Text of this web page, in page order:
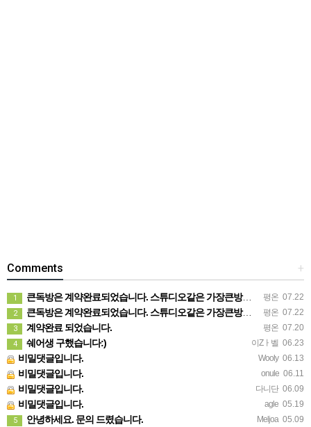
+
Comments
평온 07.22
1 큰독방은 계약완료되었습니다. 스튜디오같은 가장큰방을 2인동시 또는 혼자서 큰독방으로도 즉시입주 가능합니다.
평온 07.22
2 큰독방은 계약완료되었습니다. 스튜디오같은 가장큰방을 2인동시 또는 혼자서 큰독방으로도 즉시입주 가능합니다.
평온 07.20
3 계약완료 되었습니다.
이Zㅏ벨 06.23
4 쉐어생 구했습니다:)
Wooly 06.13
비밀댓글입니다.
onule 06.11
비밀댓글입니다.
다니단 06.09
비밀댓글입니다.
agle 05.19
비밀댓글입니다.
Meljoa 05.09
5 안녕하세요. 문의 드렸습니다.